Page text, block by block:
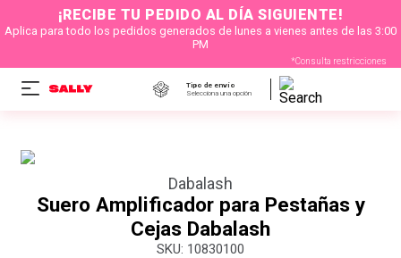
¡RECIBE TU PEDIDO AL DÍA SIGUIENTE!
Aplica para todo los pedidos generados de lunes a vienes antes de las 3:00
PM
*Consulta restricciones
Tipo de envío
Selecciona una opción
Dabalash
Suero Amplificador para Pestañas y
Cejas Dabalash
: 10830100